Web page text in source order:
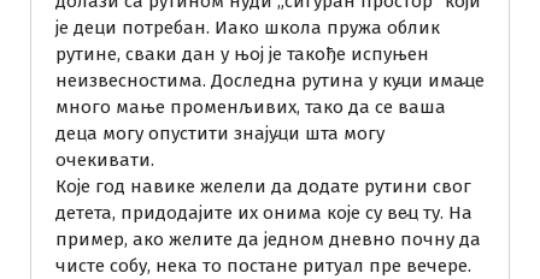
је деци потребан. Иако школа пружа облик
рутине, сваки дан у њој је такође испуњен
неизвесностима. Доследна рутина у куц́и имац́е
много мање променљивих, тако да се ваша
деца могу опустити знајуц́и шта могу
очекивати.
Које год навике желели да додате рутини свог
детета, придодајите их онима које су вец́ ту. На
пример, ако желите да једном дневно почну да
чисте собу, нека то постане ритуал пре вечере.